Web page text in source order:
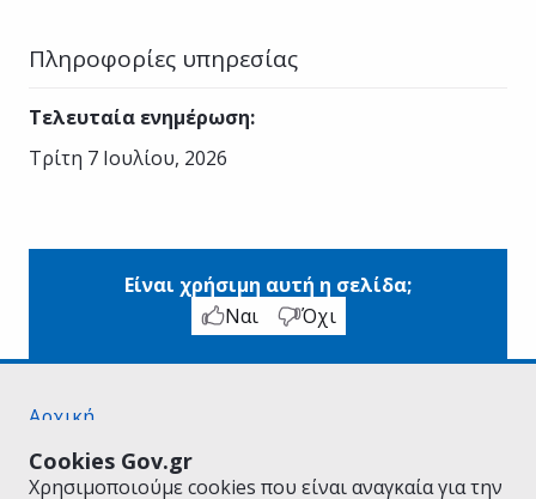
Cookies Gov.gr
Χρησιμοποιούμε cookies που είναι αναγκαία για την
Πληροφορίες υπηρεσίας
Τελευταία ενημέρωση:
Τρίτη 7 Ιουλίου, 2026
Είναι χρήσιμη αυτή η σελίδα;
Ναι
Όχι
Αρχική
Όροι Χρήσης